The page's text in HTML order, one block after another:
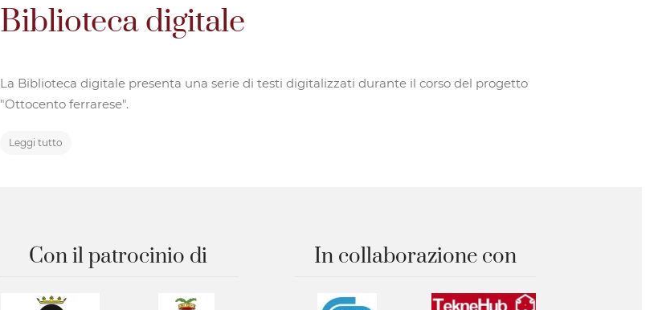
Biblioteca digitale
La Biblioteca digitale presenta una serie di testi digitalizzati durante il corso del progetto
"Ottocento ferrarese".
Leggi tutto
Con il patrocinio di In collaborazione con